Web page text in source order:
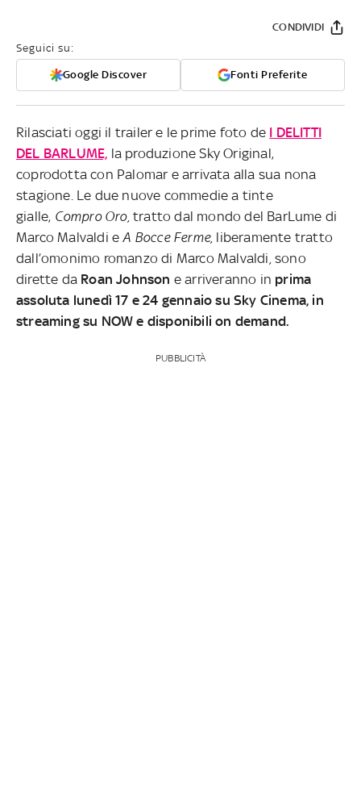
Seguici su:
Google Discover Fonti Preferite
CONDIVIDI
Rilasciati oggi il trailer e le prime foto de I DELITTI
DEL BARLUME, la produzione Sky Original,
coprodotta con Palomar e arrivata alla sua nona
stagione. Le due nuove commedie a tinte
gialle, Compro Oro,tratto dal mondo del BarLume di
Marco Malvaldi eA Bocce Ferme, liberamente tratto
dall’omonimo romanzo di Marco Malvaldi sono
dirette da Roan Johnson e arriveranno in prima
assoluta lunedì 17 e 24 gennaio su Sky Cinema, in
streaming su NOW e disponibili on demand.
PUBBLICITÀ